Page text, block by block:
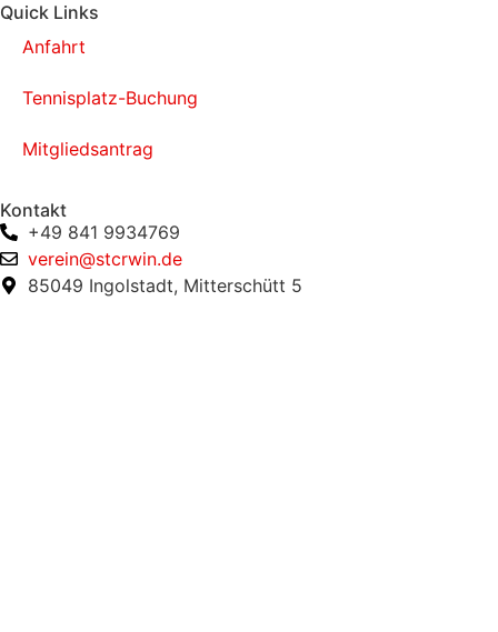
Quick Links
Anfahrt
Tennisplatz-Buchung
Mitgliedsantrag
Kontakt
+49 841 9934769
verein@stcrwin.de
85049 Ingolstadt, Mitterschütt 5